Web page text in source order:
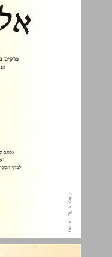
תוכן העניינים ... 3